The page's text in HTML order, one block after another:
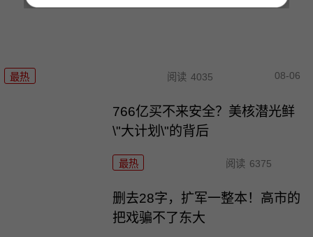
最热 阅读 4035 08-06
766亿买不来安全？美核潜光鲜
\"大计划\"的背后
最热 阅读 6375
删去28字，扩军一整本！高市的
把戏骗不了东大